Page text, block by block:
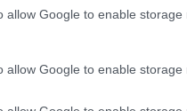
allow Google to enable
allow Google to enable storage